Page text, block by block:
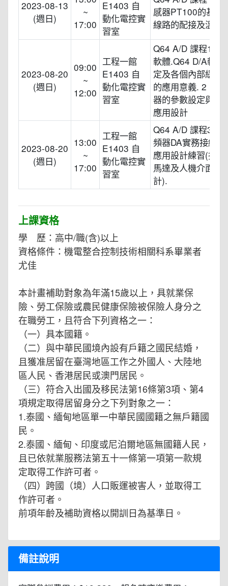
2023-08-13
(週日)
~
17:00
E1403 自
動化電控實
習室
感器PT100的基本
線路的配接及溫度
2023-08-20
(週日)
09:00
~
12:00
工程一館
E1403 自
動化電控實
習室
Q64 A/D 課程
軟體.Q64 D/A軟體
定及各個內部緩衝
的應用意義. 2 三
器的參數設定與速
應用設計
2023-08-20
(週日)
13:00
~
17:00
工程一館
E1403 自
動化電控實
習室
Q64 A/D 課程3.
頻器DA實務接線與
應用設計練習(搭配
馬達及人機介面模
計).
上課資格
學 歷：高中/職(含)以上
資格條件：機電整合控制技術相關科系畢業者
尤佳
本計畫補助對象為年滿15歲以上，具就業保
險、勞工保險或農民健康保險被保險人身分之
在職勞工，且符合下列資格之一：
（一）具本國籍。
（二）與中華民國境內設有戶籍之國民結婚，
且獲准居留在臺灣地區工作之外國人、大陸地
區人民、香港居民或澳門居民。
（三）符合入出國及移民法第16條第3項、第4
項規定取得居留身分之下列對象之一：
1.泰國、緬甸地區單一中華民國國籍之無戶籍國
民。
2.泰國、緬甸、印度或尼泊爾地區無國籍人民，
且已依就業服務法第五十一條第一項第一款規
定取得工作許可者。
（四）跨國（境）人口販運被害人，並取得工
作許可者。
前項年齡及補助資格以開訓日為基準日。
備註說明